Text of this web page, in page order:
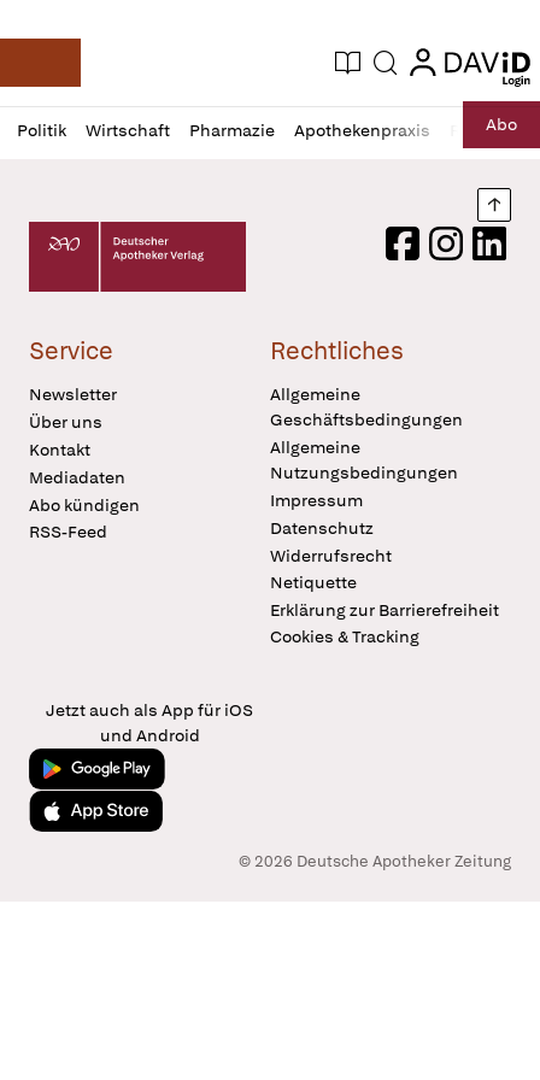
Deutsche Apotheker Zeitung
Aktuelle Ausgabe
Suche login
login
Politik Wirtschaft Pharmazie Apothekenpraxis RechtAbo
Profil
öffnen
Daz
Pur
Deutscher Apotheker Verlag Logo
FacebookInstagram
Service
Newsletter
Über uns
Kontakt
Mediadaten
Abo kündigen
RSS-Feed
Rechtliches
Allgemeine
Geschäftsbedingungen
Allgemeine
Nutzungsbedingungen
Impressum
Datenschutz
Widerrufsrecht
Netiquette
Erklärung zur Barrierefreiheit
Cookies & Tracking
Jetzt auch als App für iOS
und Android
Jetzt bei Google Play
Laden im App Store
© 2026 Deutsche Apotheker Zeitung